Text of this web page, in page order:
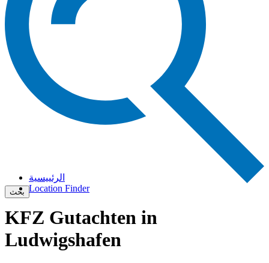
بحث
الرئييسية
Location Finder
KFZ Gutachten in
Ludwigshafen